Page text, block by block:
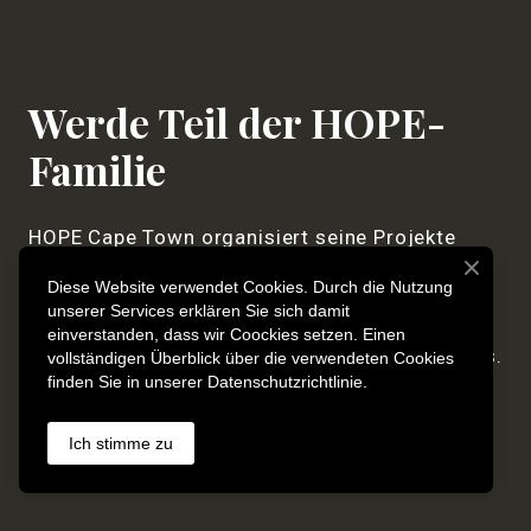
Werde Teil der HOPE-
Familie
HOPE Cape Town organisiert seine Projekte
durch Spenden in finanzieller und materieller
Form von Einzelpersonen, Unternehmen,
Organisationen und Vertretungen von Ländern
sowohl innerhalb als auch außerhalb Südafrikas.
Jetzt spenden
Diese Website verwendet Cookies. Durch die Nutzung
unserer Services erklären Sie sich damit
einverstanden, dass wir Coockies setzen. Einen
vollständigen Überblick über die verwendeten Cookies
finden Sie in unserer Datenschutzrichtlinie.
Ich stimme zu